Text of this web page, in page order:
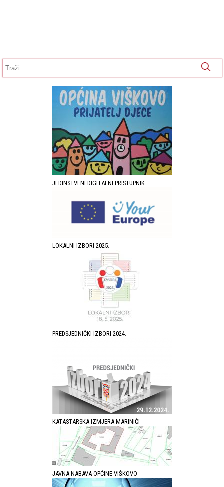
JEDINSTVENI DIGITALNI PRISTUPNIK
LOKALNI IZBORI 2025.
PREDSJEDNIČKI IZBORI 2024.
KATASTARSKA IZMJERA MARINIĆI
JAVNA NABAVA OPĆINE VIŠKOVO